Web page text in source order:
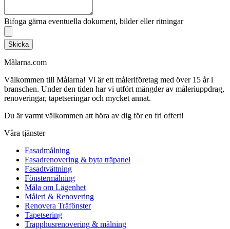
Bifoga gärna eventuella dokument, bilder eller ritningar
Skicka
Målarna.com
Välkommen till Målarna! Vi är ett måleriföretag med över 15 år i
branschen. Under den tiden har vi utfört mängder av måleriuppdrag,
renoveringar, tapetseringar och mycket annat.
Du är varmt välkommen att höra av dig för en fri offert!
Våra tjänster
Fasadmålning
Fasadrenovering & byta träpanel
Fasadtvättning
Fönstermålning
Måla om Lägenhet
Måleri & Renovering
Renovera Träfönster
Tapetsering
Trapphusrenovering & målning